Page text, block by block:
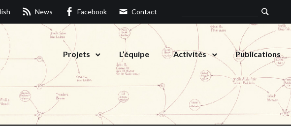
News Facebook Contact
Projets L’équipe Activités Publications